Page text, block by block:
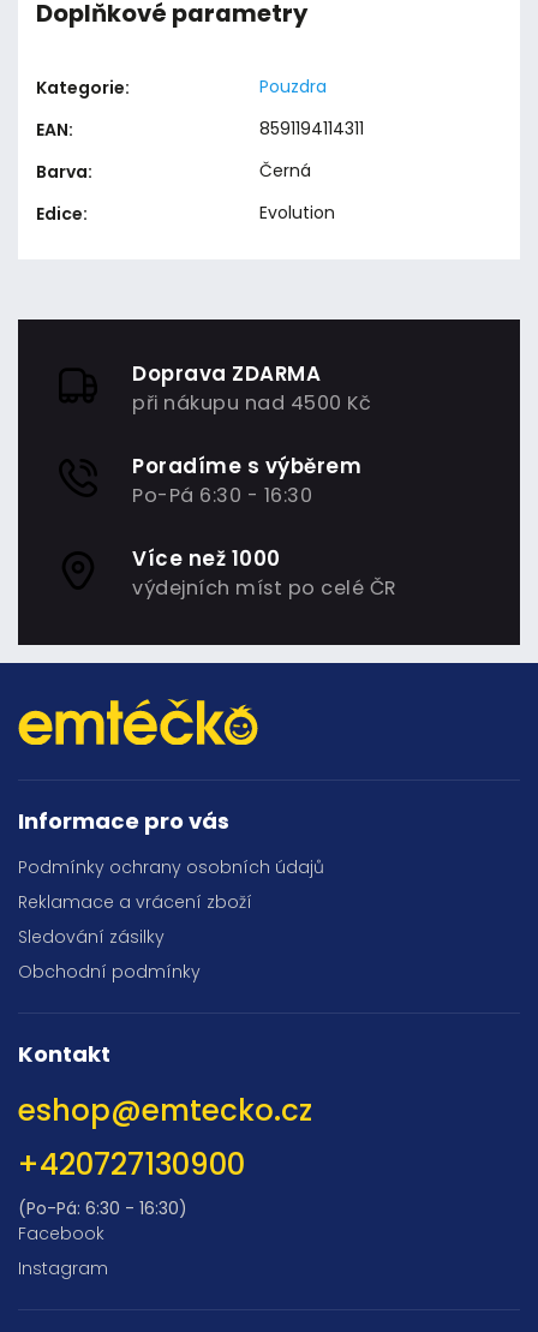
Doplňkové parametry
Kategorie:
Pouzdra
EAN:
8591194114311
Barva:
Černá
Edice: Evolution
Doprava ZDARMA
při nákupu nad 4500 Kč
Poradíme s výběrem
Po-Pá 6:30 - 16:30
Více než 1000
výdejních míst po celé ČR
Informace pro vás
Podmínky ochrany osobních údajů
Reklamace a vrácení zboží
Sledování zásilky
Obchodní podmínky
Kontakt
eshop@emtecko.cz
+420727130900
(Po-Pá: 6:30 - 16:30)
Facebook
Instagram